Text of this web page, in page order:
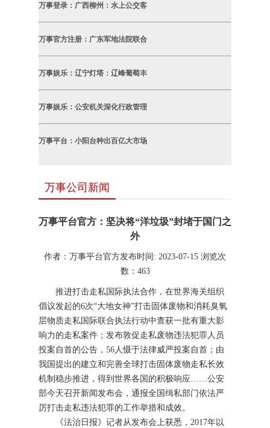
万事登录：广西柳州：水上公交客
万事官方注册：广东军地法院联合
万事娱乐：辽宁灯塔：辽峰葡萄丰
万事娱乐：公安机关深化行政管理
万事平台：小阳台种出百亿大市场
万事公司新闻
万事平台官方：坚决将“洋垃圾”封堵于国门之
外
作者：万事平台官方发布时间: 2023-07-15 浏览次
数： 463
推进打击走私国际执法合作，在世界海关组织
倡议发起的6次“大地女神”打击固体废物和消耗臭氧
层物质走私国际联合执法行动中查获一批有重大影
响力的走私案件；发布敦促走私废物违法犯罪人员
投案自首的公告，56人慑于法律威严投案自首；由
我国提出的建立和完善全球打击固体废物走私长效
机制稳步推进，得到世界各国的积极响应……公安
部今天召开新闻发布会，通报全国缉私部门依法严
厉打击走私违法犯罪的工作举措和成效。
《法治日报》记者从发布会上获悉，2017年以